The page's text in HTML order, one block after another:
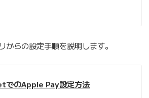
らの設定手順を説明します。
でのApple Pay設定方法